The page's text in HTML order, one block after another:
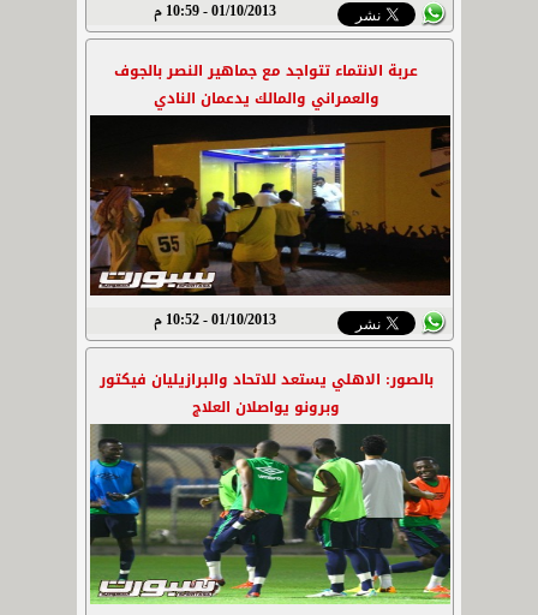
01/10/2013 - 10:59 م
عربة الانتماء تتواجد مع جماهير النصر بالجوف
والعمراني والمالك يدعمان النادي
01/10/2013 - 10:52 م
بالصور: الاهلي يستعد للاتحاد والبرازيليان فيكتور
وبرونو يواصلان العلاج